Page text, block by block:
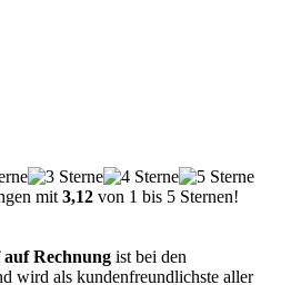
mit 3,12 von 1 bis 5 Sternen!
Rechnung ist bei den
wird als kundenfreundlichste aller